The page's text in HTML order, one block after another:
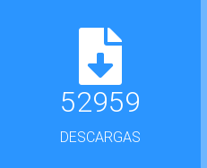
52959
DESCARGAS